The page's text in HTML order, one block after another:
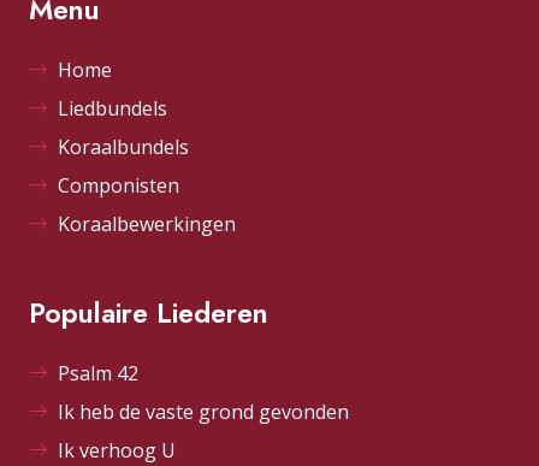
Menu
Home
Liedbundels
Koraalbundels
Componisten
Koraalbewerkingen
Populaire Liederen
Psalm 42
Ik heb de vaste grond gevonden
Ik verhoog U